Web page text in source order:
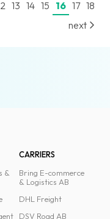
13 14 15 16 17 18
next
&
CARRIERS
Bring E-commerce
& Logistics AB
DHL Freight
DSV Road AB